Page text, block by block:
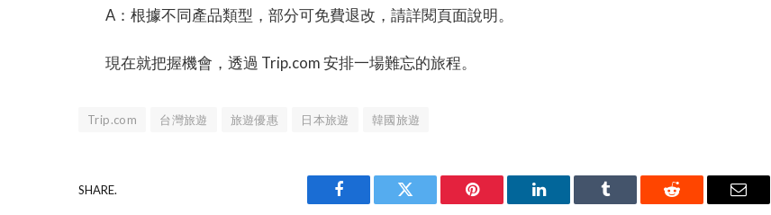
A：根據不同產品類型，部分可免費退改，請詳閱頁面說明。
現在就把握機會，透過 Trip.com 安排一場難忘的旅程。
Trip.com 台灣旅遊 旅遊優惠 日本旅遊 韓國旅遊
SHARE.
Facebook Twitter Pinterest LinkedIn Tumblr Reddit Email